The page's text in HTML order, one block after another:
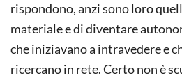
rispondono, anzi sono loro
materiale e di diventare
che iniziavano a intravedere e
ricercano in rete. Certo non è